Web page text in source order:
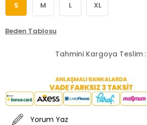
S M L XL
Beden Tablosu
Tahmini Kargoya Teslim :
Yorum Yaz